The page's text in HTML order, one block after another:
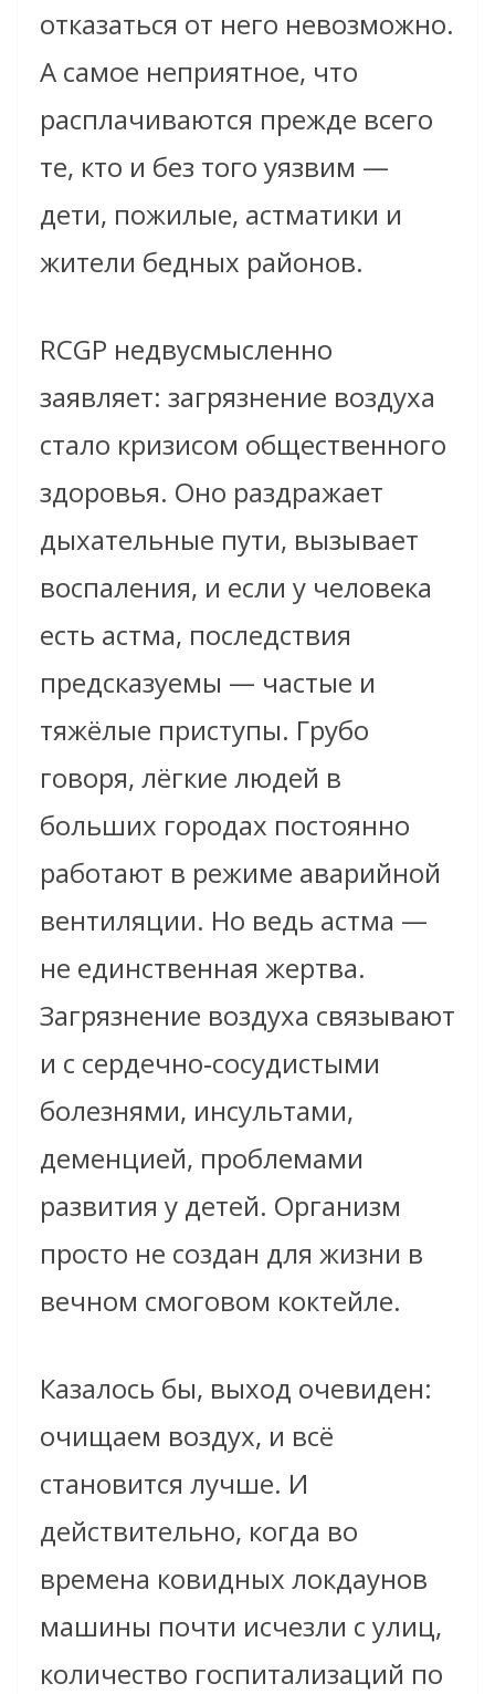
отказаться от него невозможно.
А самое неприятное, что
расплачиваются прежде всего
те, кто и без того уязвим —
дети, пожилые, астматики и
жители бедных районов.
RCGP недвусмысленно
заявляет: загрязнение воздуха
стало кризисом общественного
здоровья. Оно раздражает
дыхательные пути, вызывает
воспаления, и если у человека
есть астма, последствия
предсказуемы — частые и
тяжёлые приступы. Грубо
говоря, лёгкие людей в
больших городах постоянно
работают в режиме аварийной
вентиляции. Но ведь астма —
не единственная жертва.
Загрязнение воздуха связывают
и с сердечно‑сосудистыми
болезнями, инсультами,
деменцией, проблемами
развития у детей. Организм
просто не создан для жизни в
вечном смоговом коктейле.
Казалось бы, выход очевиден:
очищаем воздух, и всё
становится лучше. И
действительно, когда во
времена ковидных локдаунов
машины почти исчезли с улиц,
количество госпитализаций по